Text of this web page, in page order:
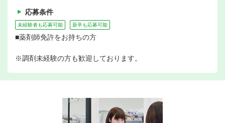
応募条件
未経験者も応募可能 新卒も応募可能
■薬剤師免許をお持ちの方
※調剤未経験の方も歓迎しております。